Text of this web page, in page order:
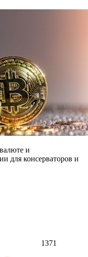
и
для консерваторов и
1371